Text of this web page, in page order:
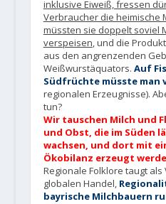
inklusive Eiweiß, fressen
Verbraucher die heimische
müssten sie doppelt soviel
verspeisen, und die
aus den angrenzenden
Weißwurstäquators. Auf
Südfrüchte müsste man
regionalen Erzeugnisse).
tun?
Wir tauschen Milch und
und Obst, die im Süden
wachsen, und dort mit
Ökobilanz erzeugt
Regionale Folklore taugt
globalen Handel,
bayrische Milchbauern